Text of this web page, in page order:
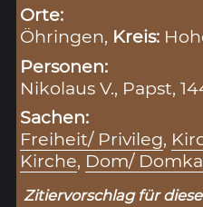
Orte:
Öhringen, Kreis:
Personen:
Nikolaus V., Papst,
Sachen:
Freiheit/ Privileg,
Kirche, Dom/
Zitiervorschlag für